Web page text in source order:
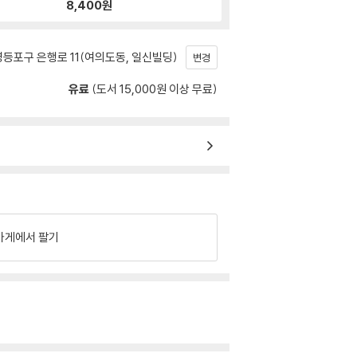
8,400원
포구 은행로 11(여의도동, 일신빌딩) 변경
유료 (도서 15,000원 이상 무료)
게에서 팔기